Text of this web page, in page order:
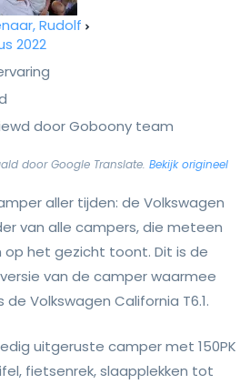
Rudolf
2022
door Goboony team
door Google Translate. Bekijk origineel
aller tijden: de Volkswagen
van alle campers, die meteen
op het gezicht toont. Dit is de
van de camper waarmee
Volkswagen California T6.1.
uitgeruste camper met 150PK
fietsenrek, slaapplekken tot